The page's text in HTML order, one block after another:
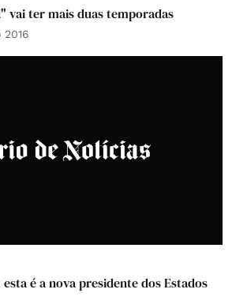
vai ter mais duas temporadas
2016
é a nova presidente dos Estados